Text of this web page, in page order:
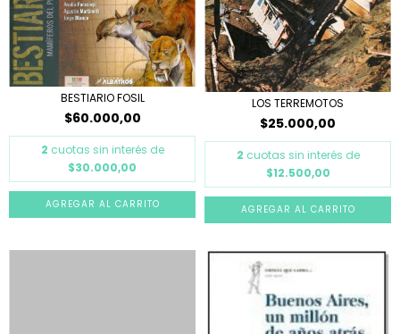
BESTIARIO FOSIL
$60.000,00
2 cuotas sin interés de
$30.000,00
LOS TERREMOTOS
$25.000,00
2 cuotas sin interés de
$12.500,00